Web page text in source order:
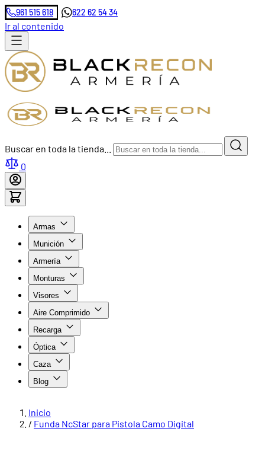
961 515 618 622 62 54 34
Ir al contenido
Buscar en toda la tienda...
0
Armas
Munición
Armería
Monturas
Visores
Aire Comprimido
Recarga
Óptica
Caza
Blog
Inicio
/ Funda NcStar para Pistola Camo Digital